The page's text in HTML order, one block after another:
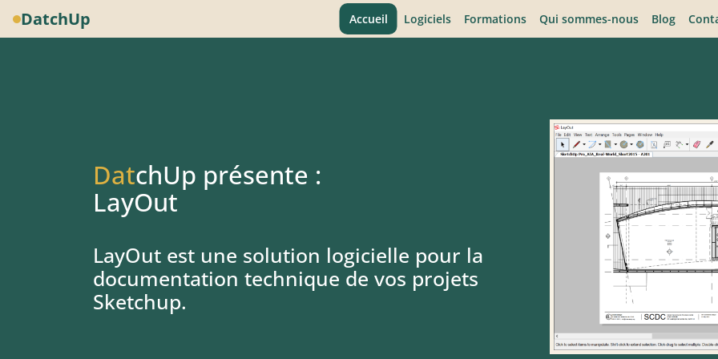
DatchUp Accueil Logiciels Formations Qui sommes-nous Blog
DatchUp présente :
LayOut
LayOut est une solution logicielle pour la
documentation technique de vos projets
Sketchup.